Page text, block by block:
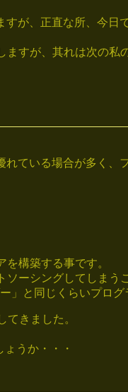
が、正直な所、今
すが、其れは次の
ている場合が多く
構築する事です。
ーシングしてしまう
と同じくらいプログ
きました。
うか・・・